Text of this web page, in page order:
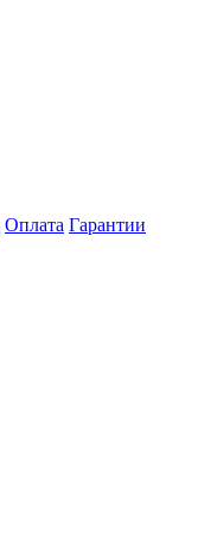
Оплата Гарантии